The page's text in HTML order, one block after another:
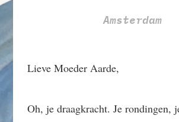
Amsterdam
Lieve Moeder Aarde,
Oh, je draagkracht. Je rondingen,